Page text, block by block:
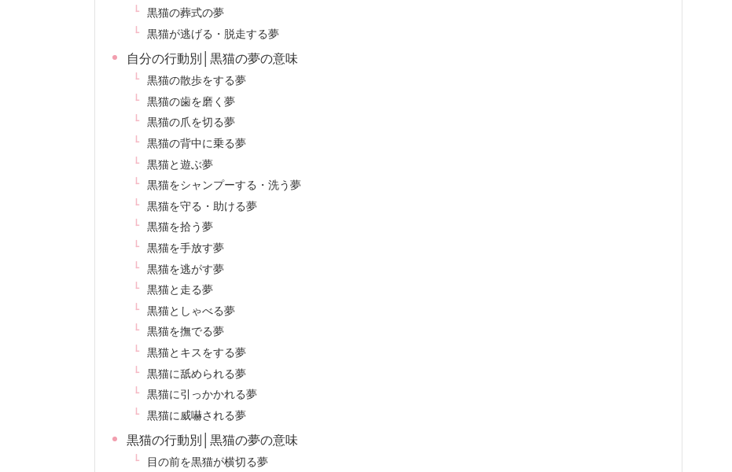
黒猫の葬式の夢
黒猫が逃げる・脱走する夢
自分の行動別│黒猫の夢の意味
黒猫の散歩をする夢
黒猫の歯を磨く夢
黒猫の爪を切る夢
黒猫の背中に乗る夢
黒猫と遊ぶ夢
黒猫をシャンプーする・洗う夢
黒猫を守る・助ける夢
黒猫を拾う夢
黒猫を手放す夢
黒猫を逃がす夢
黒猫と走る夢
黒猫としゃべる夢
黒猫を撫でる夢
黒猫とキスをする夢
黒猫に舐められる夢
黒猫に引っかかれる夢
黒猫に威嚇される夢
黒猫の行動別│黒猫の夢の意味
目の前を黒猫が横切る夢